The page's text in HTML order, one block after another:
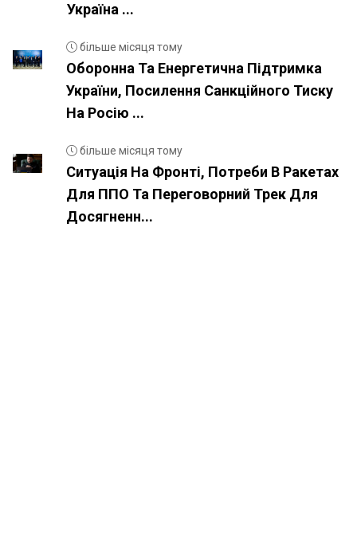
Україна ...
більше місяця тому
Оборонна Та Енергетична Підтримка
України, Посилення Санкційного Тиску
На Росію ...
більше місяця тому
Ситуація На Фронті, Потреби В Ракетах
Для ППО Та Переговорний Трек Для
Досягненн...